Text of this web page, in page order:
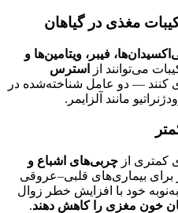
فیبر، ویتامین‌ها و
می‌توانند از
استرس
کنند — دو عامل شناخته‌شده در
مانند آلزایمر.
کمتری از چربی‌های اشباع و
برای بیماری‌های قلبی–عروقی
خود با افزایش خطر زوال
خون مغزی را کاهش دهند.